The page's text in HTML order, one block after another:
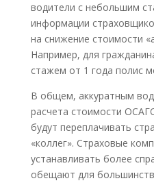
водители с небольшим
информации
на снижение стоимости
Например, для
стажем от 1 года полис
В общем, аккуратным
расчета стоимости
будут переплачивать
«коллег». Страховые
устанавливать более
обещают для